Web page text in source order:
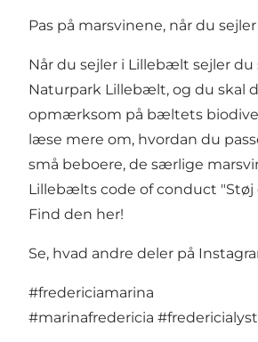
Pas på marsvinene, når du
Når du sejler i Lillebælt sejler
Naturpark Lillebælt, og du skal
opmærksom på bæltets
læse mere om, hvordan du
små beboere, de særlige
Lillebælts code of conduct "Støj
Find den her!
Se, hvad andre deler på
#fredericiamarina
#marinafredericia